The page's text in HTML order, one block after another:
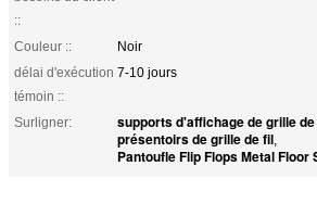
::
Couleur ::
Noir
délai d'exécution
témoin ::
7-10 jours
Surligner: supports d'affichage de grille
présentoirs de grille de fil,
Pantoufle Flip Flops Metal Floor